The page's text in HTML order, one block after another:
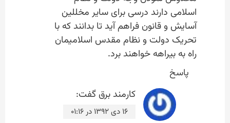
اسلامی دارند درسی برای سایر مخللین
آسایش و قانون فراهم آید تا بدانند که با
تحریک دولت و نظام مقدس اسلامیمان
راه به بیراهه خواهند برد.
پاسخ
کارمند برق گفت:
۱۶ دی ۱۳۹۲ در ۰۱:۱۶